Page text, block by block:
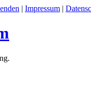
| Impressum |